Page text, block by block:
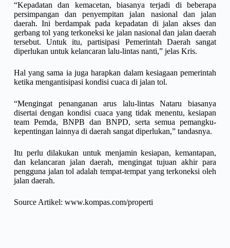
“Kepadatan dan kemacetan, biasanya terjadi di beberapa
persimpangan dan penyempitan jalan nasional dan jalan
daerah. Ini berdampak pada kepadatan di jalan akses dan
gerbang tol yang terkoneksi ke jalan nasional dan jalan daerah
tersebut. Untuk itu, partisipasi Pemerintah Daerah sangat
diperlukan untuk kelancaran lalu-lintas nanti,” jelas Kris.
Hal yang sama ia juga harapkan dalam kesiagaan pemerintah
ketika mengantisipasi kondisi cuaca di jalan tol.
“Mengingat penanganan arus lalu-lintas Nataru biasanya
disertai dengan kondisi cuaca yang tidak menentu, kesiapan
team Pemda, BNPB dan BNPD, serta semua pemangku-
kepentingan lainnya di daerah sangat diperlukan,” tandasnya.
Itu perlu dilakukan untuk menjamin kesiapan, kemantapan,
dan kelancaran jalan daerah, mengingat tujuan akhir para
pengguna jalan tol adalah tempat-tempat yang terkoneksi oleh
jalan daerah.
Source Artikel: www.kompas.com/properti